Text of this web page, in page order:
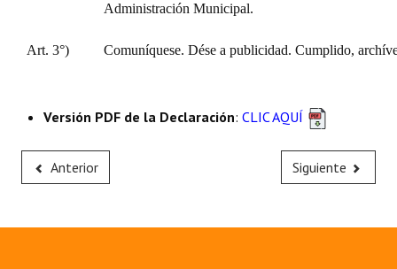
Administración Municipal.
Art. 3°) Comuníquese. Dése a publicidad. Cumplido,
Versión PDF de la Declaración: CLIC AQUÍ
Anterior Siguiente